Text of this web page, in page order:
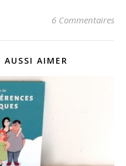
6 Commentaires
AUSSI AIMER